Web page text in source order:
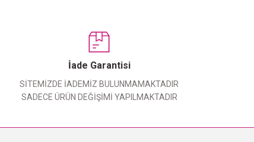
Yorum Yaz
İade Garantisi
SİTEMİZDE İADEMİZ BULUNMAMAKTADIR
SADECE ÜRÜN DEĞİŞİMİ YAPILMAKTADIR